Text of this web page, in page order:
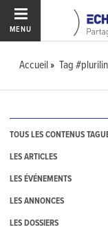
MENU
Accueil Tag
TOUS LES CONTENUS
LES ARTICLES
LES ÉVÉNEMENTS
LES ANNONCES
LES DOSSIERS